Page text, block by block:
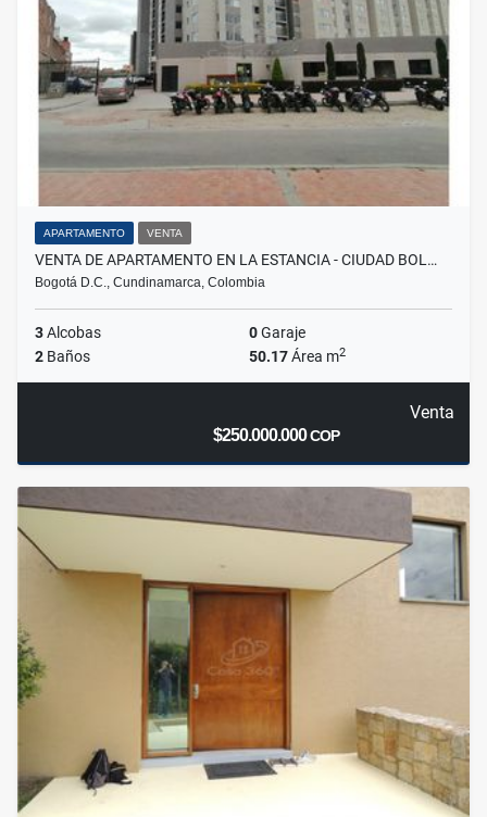
APARTAMENTO VENTA
VENTA DE APARTAMENTO EN LA ESTANCIA - CIUDAD BOL…
Bogotá D.C., Cundinamarca, Colombia
3Alcobas 0Garaje
2 Baños 50.17Área m2
Venta
$250.000.000COP